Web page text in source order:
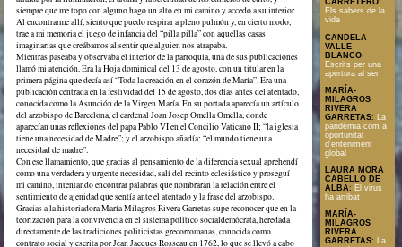
siempre que me topo con alguno hago un alto en mi camino y accedo a su interior.
Al encontrarme allí, siento que puedo respirar a pleno pulmón y, en cierto modo,
trae a mi memoria el juego de infancia del “pilla pilla” con aquellas casas
imaginarias que creábamos al sentir que alguien nos atrapaba.
Mientras paseaba y observaba el interior de la parroquia, una de sus publicaciones
llamó mi atención. Era la Hoja dominical del 13 de agosto, con un titular en la
primera página que decía así “Toda la creación en el corazón de María”. Era una
publicación centrada en la festividad del 15 de agosto, dos días antes del atentado,
conocida como la Asunción de la Virgen María. En su portada aparecía un artículo
del arzobispo de Barcelona, el cardenal Joan Josep Omella Omella, donde
aparecían unas reflexiones del papa Pablo VI en el Concilio Vaticano II; “la iglesia
tiene una necesidad de Madre”; y el arzobispo añadía: “el mundo tiene una
necesidad de madre”.
Con ese llamamiento, que gracias al pensamiento de la diferencia sexual aprehendí
como una verdadera y urgente necesidad, salí del recinto eclesiástico y proseguí
mi camino, intentando encontrar palabras que nombraran la relación entre el
sentimiento de ajenidad que sentía ante el atentado y la frase del arzobispo.
Gracias a la historiadora María Milagros Rivera Garretas supe reconocer que en la
teorización para la convivencia en el sistema político socialdemócrata, heredada
directamente de las tradiciones politicistas grecorromanas, conocida como
contrato social y escrita por Jean Jacques Rosseau en 1762, lo que se llevó a cabo
CARRETERO:
Els sabers de la
vida
CANDELA
VALLE
BLANCO:
Escrits per una
apertura al ser
MARÍA-
MILAGROS
RIVERA
GARRETAS:
La
pandèmia com a
oportunitat
d'enteniment
global
LAURA MORA
CABELLO DE
ALBA: El virus
ha arribat
MARÍA-
MILAGROS
RIVERA
GARRETAS: La